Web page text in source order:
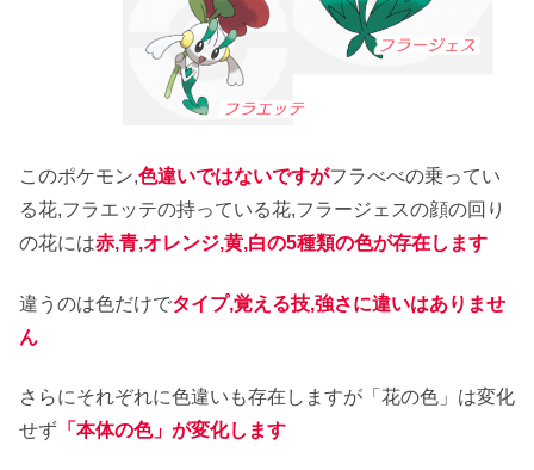
このポケモン,色違いではないですがフラべべの乗ってい
る花,フラエッテの持っている花,フラージェスの顔の回り
の花には赤,青,オレンジ,黄,白の5種類の色が存在します
違うのは色だけでタイプ,覚える技,強さに違いはありませ
ん
さらにそれぞれに色違いも存在しますが「花の色」は変化
せず 「本体の色」が変化します